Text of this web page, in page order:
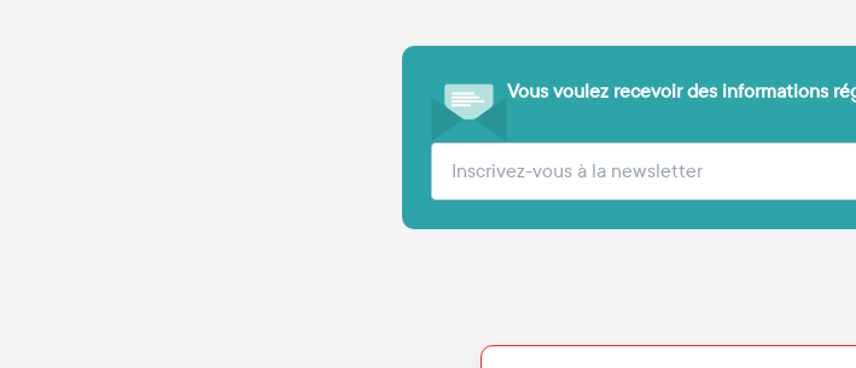
Vous voulez recevoir des informations
Votre adresse e-mail (obligatoire)